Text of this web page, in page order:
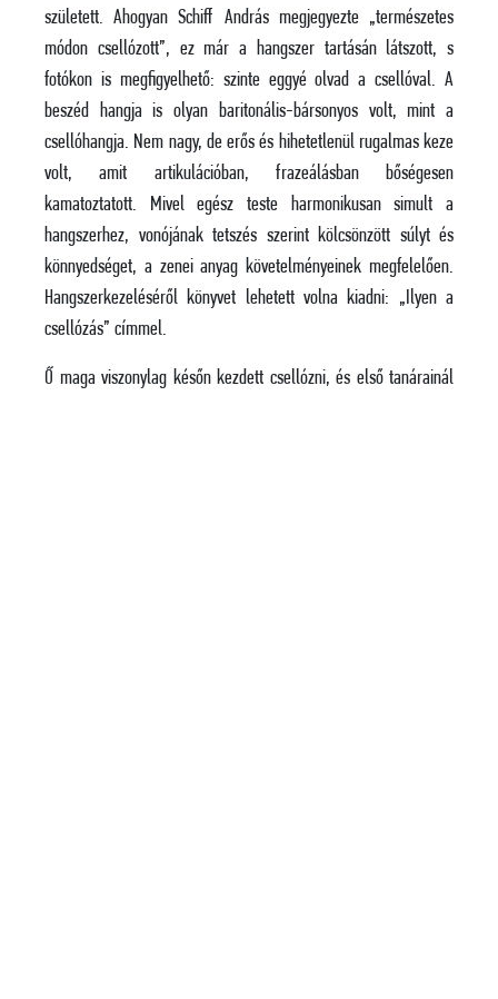
született. Ahogyan Schiff András megjegyezte „természetes
módon csellózott”, ez már a hangszer tartásán látszott, s
fotókon is megfigyelhető: szinte eggyé olvad a csellóval. A
beszéd hangja is olyan baritonális-bársonyos volt, mint a
csellóhangja. Nem nagy, de erős és hihetetlenül rugalmas keze
volt, amit artikulációban, frazeálásban bőségesen
kamatoztatott. Mivel egész teste harmonikusan simult a
hangszerhez, vonójának tetszés szerint kölcsönzött súlyt és
könnyedséget, a zenei anyag követelményeinek megfelelően.
Hangszerkezeléséről könyvet lehetett volna kiadni: „Ilyen a
csellózás” címmel.
Ő maga viszonylag későn kezdett csellózni, és első tanárainál